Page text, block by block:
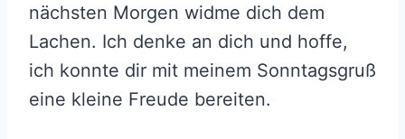
nächsten Morgen widme dich dem
Lachen. Ich denke an dich und hoffe,
ich konnte dir mit meinem Sonntagsgruß
eine kleine Freude bereiten.